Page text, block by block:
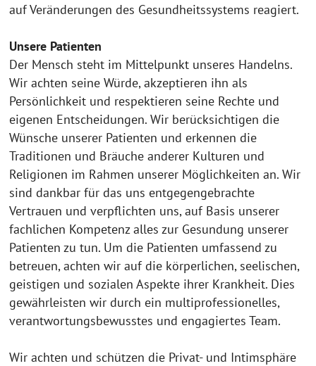
auf Veränderungen des Gesundheitssystems reagiert.
Unsere Patienten
Der Mensch steht im Mittelpunkt unseres Handelns.
Wir achten seine Würde, akzeptieren ihn als
Persönlichkeit und respektieren seine Rechte und
eigenen Entscheidungen. Wir berücksichtigen die
Wünsche unserer Patienten und erkennen die
Traditionen und Bräuche anderer Kulturen und
Religionen im Rahmen unserer Möglichkeiten an. Wir
sind dankbar für das uns entgegengebrachte
Vertrauen und verpflichten uns, auf Basis unserer
fachlichen Kompetenz alles zur Gesundung unserer
Patienten zu tun. Um die Patienten umfassend zu
betreuen, achten wir auf die körperlichen, seelischen,
geistigen und sozialen Aspekte ihrer Krankheit. Dies
gewährleisten wir durch ein multiprofessionelles,
verantwortungsbewusstes und engagiertes Team.
Wir achten und schützen die Privat- und Intimsphäre